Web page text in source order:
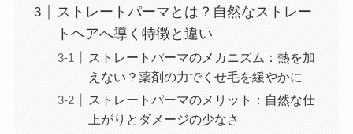
ストレートパーマとは？自然なストレー
トヘアへ導く特徴と違い
ストレートパーマのメカニズム：熱を加
えない？薬剤の力でくせ毛を緩やかに
ストレートパーマのメリット：自然な仕
上がりとダメージの少なさ